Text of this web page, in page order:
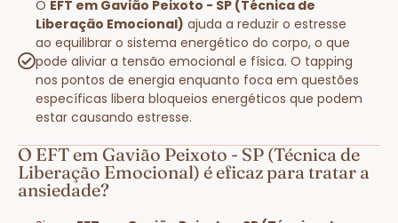
O EFT em Gavião Peixoto - SP (Técnica de
Liberação Emocional) ajuda a reduzir o estresse
ao equilibrar o sistema energético do corpo, o que
pode aliviar a tensão emocional e física. O tapping
nos pontos de energia enquanto foca em questões
específicas libera bloqueios energéticos que podem
estar causando estresse.
O EFT em Gavião Peixoto - SP (Técnica de
Liberação Emocional) é eficaz para tratar a
ansiedade?